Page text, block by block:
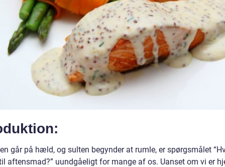
går på hæld, og sulten begynder at rumle, er spørgsmålet
aftensmad?” uundgåeligt for mange af os. Uanset om vi er